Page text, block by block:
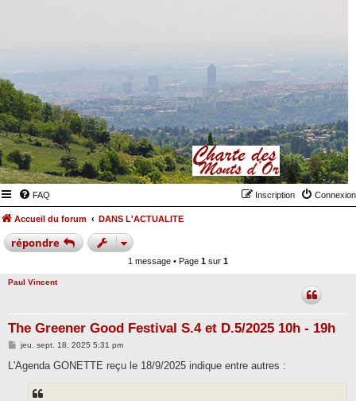
FAQ Connexion
Inscription
Accueil du forum DANS L'ACTUALITE
répondre
1 message • Page 1 sur 1
Paul Vincent
The Greener Good Festival S.4 et D.5/2025 10h - 19h
M
s
jeu. sept. 18, 2025 5:31 pm
L'Agenda GONETTE reçu le 18/9/2025 indique entre autres :